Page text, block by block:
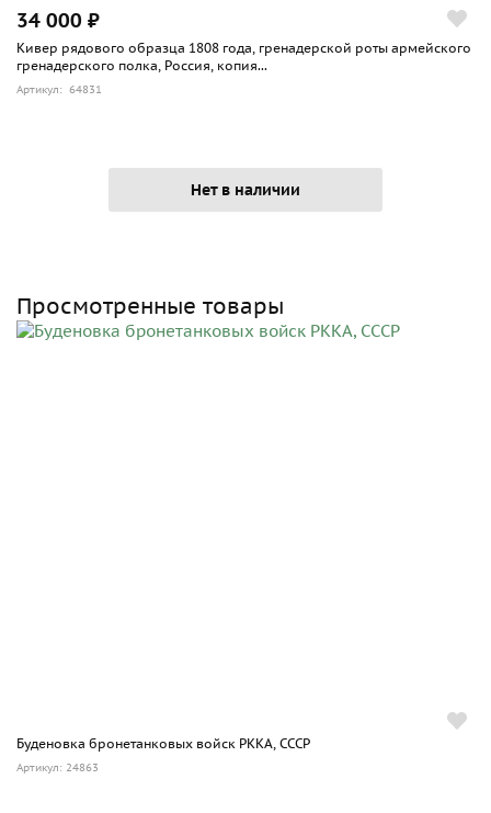
34 000 ₽
Кивер рядового образца 1808 года, гренадерской роты армейского
гренадерского полка, Россия, копия...
Артикул: 64831
Нет в наличии
Просмотренные товары
Буденовка бронетанковых войск РККА, СССР
Артикул: 24863